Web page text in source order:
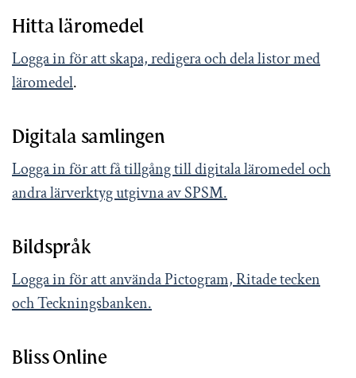
Hitta läromedel
Logga in för att skapa, redigera och dela listor med
läromedel.
Digitala samlingen
Logga in för att få tillgång till digitala läromedel och
andra lärverktyg utgivna av SPSM.
Bildspråk
Logga in för att använda Pictogram, Ritade tecken
och Teckningsbanken.
Bliss Online